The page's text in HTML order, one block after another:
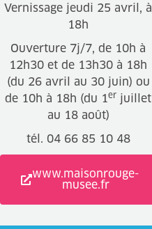
Vernissage jeudi 25 avril, à
18h
Ouverture 7j/7, de 10h à
12h30 et de 13h30 à 18h
(du 26 avril au 30 juin) ou
de 10h à 18h (du 1er juillet
au 18 août)
tél. 04 66 85 10 48
www.maisonrouge-
musee.fr